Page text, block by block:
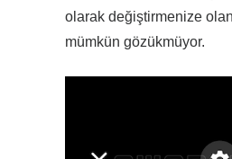
olarak değiştirmenize
mümkün gözükmüyor.